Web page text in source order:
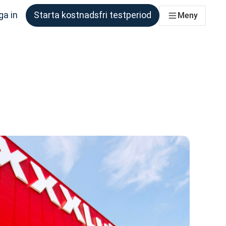
det
in Starta kostnadsfri testperiod Meny